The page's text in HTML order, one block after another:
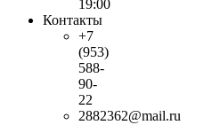
19:00
Контакты
+7
(953)
588-
90-
22
2882362@mail.ru